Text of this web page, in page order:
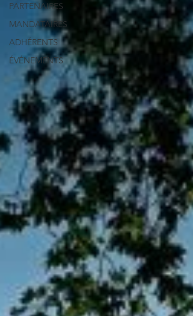
PARTENAIRES
MANDATAIRES
ADHÉRENTS
ÉVÉNEMENTS